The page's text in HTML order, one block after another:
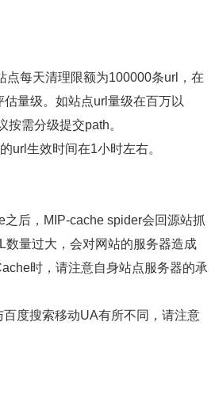
点每天清理限额为100000条url，在
量级。如站点url量级在百万以
按需分级提交path。
url生效时间在1小时左右。
之后，MIP-cache spider会回源站抓
数量过大，会对网站的服务器造成
时，请注意自身站点服务器的承
百度搜索移动UA有所不同，请注意